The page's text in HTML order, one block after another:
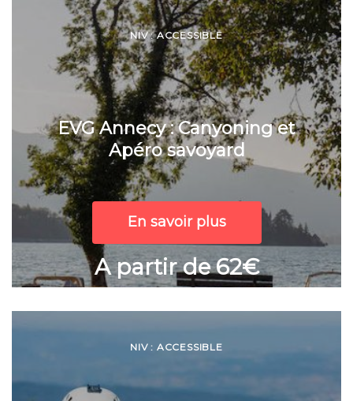
NIV : ACCESSIBLE
EVG Annecy : Canyoning et
Apéro savoyard
En savoir plus
A partir de 62€
NIV : ACCESSIBLE